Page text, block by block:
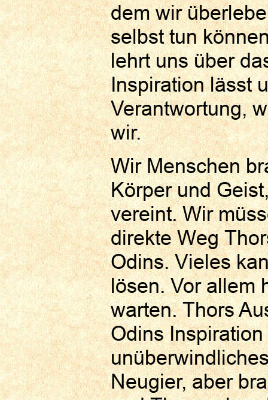
dem wir
selbst tun
lehrt uns über
Inspiration lässt
Verantwortung,
wir.
Wir Menschen
Körper und
vereint. Wir
direkte Weg
Odins. Vieles
lösen. Vor allem
warten. Thors
Odins
Neugier, aber